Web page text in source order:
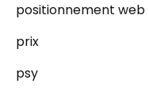
positionnement web
prix
psy